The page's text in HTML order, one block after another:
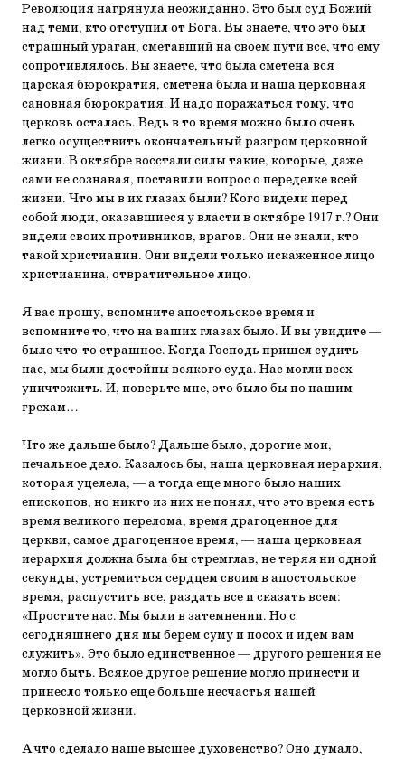
Революция нагрянула неожиданно. Это был суд Божий
над теми, кто отступил от Бога. Вы знаете, что это был
страшный ураган, сметавший на своем пути все, что ему
сопротивлялось. Вы знаете, что была сметена вся
царская бюрократия, сметена была и наша церковная
сановная бюрократия. И надо поражаться тому, что
церковь осталась. Ведь в то время можно было очень
легко осуществить окончательный разгром церковной
жизни. В октябре восстали силы такие, которые, даже
сами не сознавая, поставили вопрос о переделке всей
жизни. Что мы в их глазах были? Кого видели перед
собой люди, оказавшиеся у власти в октябре 1917 г.? Они
видели своих противников, врагов. Они не знали, кто
такой христианин. Они видели только искаженное лицо
христианина, отвратительное лицо.
Я вас прошу, вспомните апостольское время и
вспомните то, что на ваших глазах было. И вы увидите —
было что-то страшное. Когда Господь пришел судить
нас, мы были достойны всякого суда. Нас могли всех
уничтожить. И, поверьте мне, это было бы по нашим
грехам…
Что же дальше было? Дальше было, дорогие мои,
печальное дело. Казалось бы, наша церковная иерархия,
которая уцелела, — а тогда еще много было наших
епископов, но никто из них не понял, что это время есть
время великого перелома, время драгоценное для
церкви, самое драгоценное время, — наша церковная
иерархия должна была бы стремглав, не теряя ни одной
секунды, устремиться сердцем своим в апостольское
время, распустить все, раздать все и сказать всем:
«Простите нас. Мы были в затемнении. Но с
сегодняшнего дня мы берем суму и посох и идем вам
служить». Это было единственное — другого решения не
могло быть. Всякое другое решение могло принести и
принесло только еще больше несчастья нашей
церковной жизни.
А что сделало наше высшее духовенство? Оно думало,